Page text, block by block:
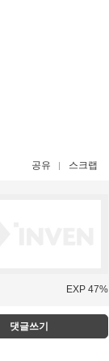
공유 스크랩
EXP 47%
댓글쓰기